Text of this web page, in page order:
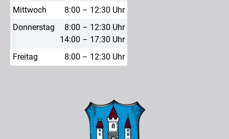
Mittwoch
8:00 – 12:30 Uhr
Donnerstag
8:00 – 12:30 Uhr
14:00 – 17:30 Uhr
Freitag
8:00 – 12:30 Uhr